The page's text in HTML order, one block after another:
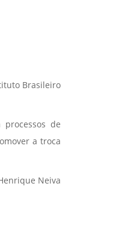
Brasileiro
de
a troca
Neiva